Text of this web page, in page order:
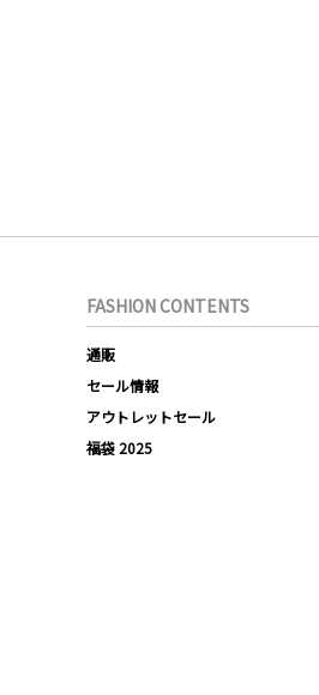
FASHION CONTENTS
通販
セール情報
アウトレットセール
福袋 2025